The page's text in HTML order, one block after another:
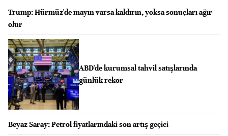
Trump: Hürmüz'de mayın varsa kaldırın, yoksa sonuçları ağır
olur
ABD'de kurumsal tahvil satışlarında
günlük rekor
Beyaz Saray: Petrol fiyatlarındaki son artış geçici